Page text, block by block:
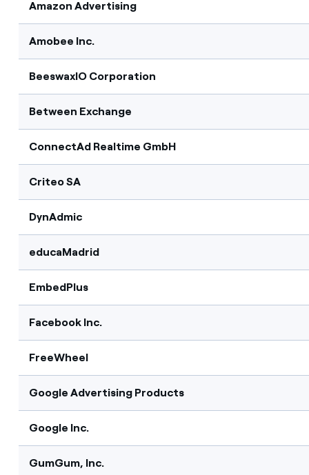
Amazon Advertising
Amobee Inc.
BeeswaxIO Corporation
Between Exchange
ConnectAd Realtime GmbH
Criteo SA
DynAdmic
educaMadrid
EmbedPlus
Facebook Inc.
FreeWheel
Google Advertising Products
Google Inc.
GumGum, Inc.